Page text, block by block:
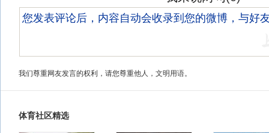
我们尊重网友发言的权利，请您尊重他人，文明用语。
体育社区精选